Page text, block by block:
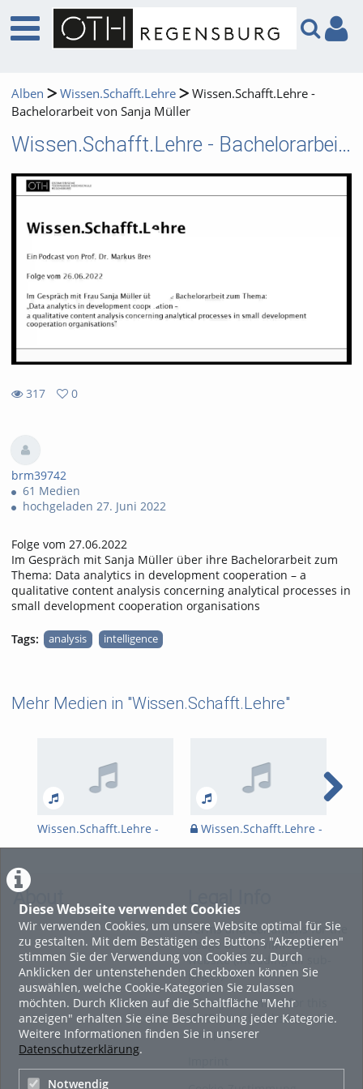
Diese Webseite verwendet Cookies
Wir verwenden Cookies, um unsere Website optimal für Sie
zu gestalten. Mit dem Bestätigen des Buttons "Akzeptieren"
stimmen Sie der Verwendung von Cookies zu. Durch
Anklicken der untenstehenden Checkboxen können Sie
auswählen, welche Cookie-Kategorien Sie zulassen
möchten. Durch Klicken auf die Schaltfläche "Mehr
anzeigen" erhalten Sie eine Beschreibung jeder Kategorie.
Weitere Informationen finden Sie in unserer
Datenschutzerklärung.
Notwendig
Alben Wissen.Schafft.Lehre
Wissen.Schafft.Lehre -
Bachelorarbeit von Sanja Müller
Wissen.Schafft.Lehre - Bachelorarbeit von Sanja Müller
317
0
brm39742
61 Medien
hochgeladen 27. Juni 2022
Folge vom 27.06.2022
Im Gespräch mit Sanja Müller über ihre Bachelorarbeit zum
Thema: Data analytics in development cooperation – a
qualitative content analysis concerning analytical processes in
small development cooperation organisations
Tags: analysis intelligence
Mehr Medien in "Wissen.Schafft.Lehre"
Wissen.Schafft.Lehre -
Bachelorarbeit von Sonja
Wissen.Schafft.Lehre -
Bachelorarbeit von Lena
About Legal Info
Terms and Conditions for the
Usage of this ViMP based
website (including all sub-
pages)
Privacy Statement for this
ViMP based Website incl.
Sub-pages